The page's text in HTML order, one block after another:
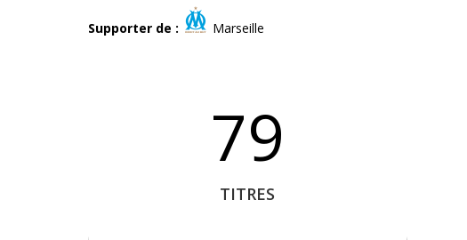
Supporter de : Marseille
79
TITRES